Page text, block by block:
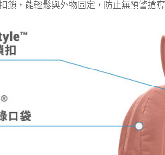
鎖，能輕鬆與外物固定，防止無預警搶奪